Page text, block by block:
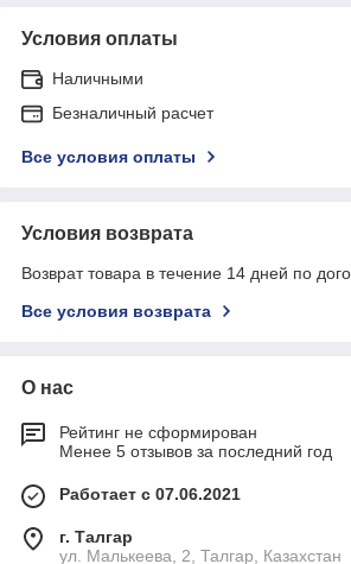
Условия оплаты
Наличными
Безналичный расчет
Все условия оплаты
Условия возврата
Возврат товара в течение 14 дней по
Все условия возврата
О нас
Рейтинг не сформирован
Менее 5 отзывов за последний год
Работает с 07.06.2021
г. Талгар
ул. Малькеева, 2, Талгар, Казахстан